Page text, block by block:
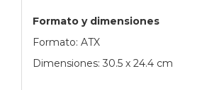
Formato y dimensiones
Formato: ATX
Dimensiones: 30.5 x 24.4 cm